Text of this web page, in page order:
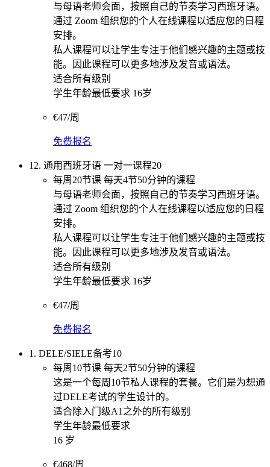
与母语老师会面，按照自己的节奏学习西班牙语。
通过 Zoom 组织您的个人在线课程以适应您的日程
安排。
私人课程可以让学生专注于他们感兴趣的主题或技
能。因此课程可以更多地涉及发音或语法。
适合所有级别
学生年龄最低要求 16岁
€47/周
免费报名
12. 通用西班牙语 一对一课程20
每周20节课 每天4节50分钟的课程
与母语老师会面，按照自己的节奏学习西班牙语。
通过 Zoom 组织您的个人在线课程以适应您的日程
安排。
私人课程可以让学生专注于他们感兴趣的主题或技
能。因此课程可以更多地涉及发音或语法。
适合所有级别
学生年龄最低要求 16岁
€47/周
免费报名
1. DELE/SIELE备考10
每周10节课 每天2节50分钟的课程
这是一个每周10节私人课程的套餐。它们是为想通
过DELE考试的学生设计的。
适合除入门级A1之外的所有级别
学生年龄最低要求
16 岁
€468/周